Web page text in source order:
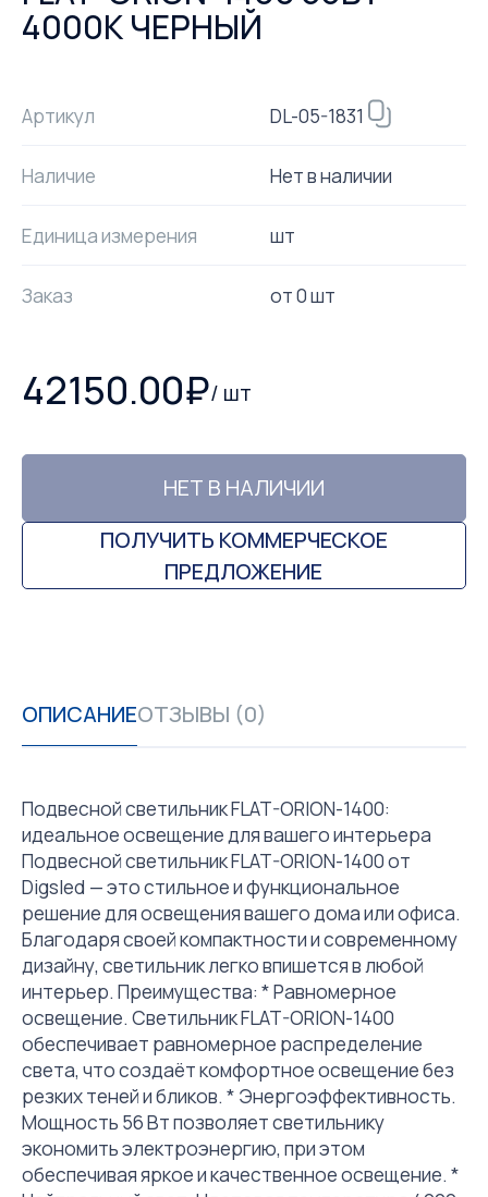
4000К ЧЕРНЫЙ
Артикул DL-05-1831
Наличие Нет в наличии
Единица измерения шт
Заказ от0шт
42150.00₽/ шт
НЕТ В НАЛИЧИИ
ПОЛУЧИТЬ КОММЕРЧЕСКОЕ
ПРЕДЛОЖЕНИЕ
ОПИСАНИЕОТЗЫВЫ (0)
Подвесной светильник FLAT-ORION-1400:
идеальное освещение для вашего интерьера
Подвесной светильник FLAT-ORION-1400 от
Digsled — это стильное и функциональное
решение для освещения вашего дома или офиса.
Благодаря своей компактности и современному
дизайну, светильник легко впишется в любой
интерьер. Преимущества: * Равномерное
освещение. Светильник FLAT-ORION-1400
обеспечивает равномерное распределение
света, что создаёт комфортное освещение без
резких теней и бликов. * Энергоэффективность.
Мощность 56 Вт позволяет светильнику
экономить электроэнергию, при этом
обеспечивая яркое и качественное освещение. *